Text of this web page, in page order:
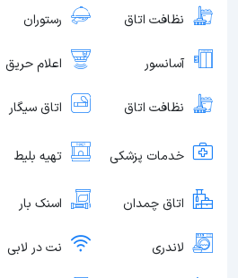
نظافت اتاق رستوران
آسانسور اعلام حریق
نظافت اتاق اتاق سیگار
خدمات پزشکی تهیه بلیط
اتاق چمدان اسنک بار
لاندری نت در لابی